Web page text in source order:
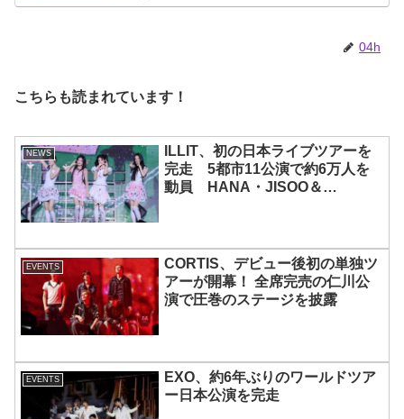
決定
04h
こちらも読まれています！
NEWS
ILLIT、初の日本ライブツアーを
完走 5都市11公演で約6万人を
動員 HANA・JISOO＆
EVENTS
CORTIS、デビュー後初の単独ツ
アーが開幕！ 全席完売の仁川公
演で圧巻のステージを披露
EVENTS
EXO、約6年ぶりのワールドツア
ー日本公演を完走